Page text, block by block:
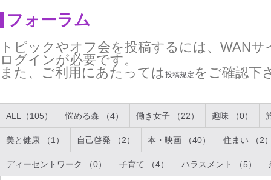
フォーラム
トピックやオフ会を投稿するには、WAN
ログインが必要です。
また、ご利用にあたっては 投稿規定 をご確認下
ALL（105） 悩める森 （4） 働き女子 （22） 趣味 （0）
美と健康 （1） 自己啓発 （2） 本・映画 （40） 住まい （2
ディーセントワーク （0） 子育て （4） ハラスメント （5）